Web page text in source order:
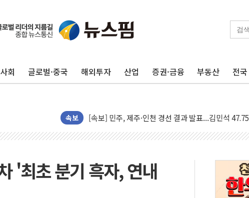
사회 글로벌·중국 해외투자 산업 증권·금융 부동산 전국
속보
울진·영덕 '호우특보'-포항 '산사태 주의보'...경북도
[종합] 김민석, 정청래에 '0.86%p' 차 재역전 성공...
인천 합동연설회 나선 송영길·정청래·김민석 당대
김민석, 2주차 제주·인천 경선서 정청래에 승리
[속보] 민주, 제주·인천 경선 결과 발표...김민석
이번주 국내 주요 금융일정(8.10~8.14)
美, 이란전 출구전략 만지작…공습 한계·탄약 부족
강릉·동해·삼척 시간당 최대 50㎜ 폭우…강원 동해
'최초 분기 흑자, 연내